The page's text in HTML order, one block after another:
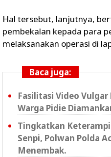
Hal tersebut, lanjutnya,
pembekalan kepada para
melaksanakan operasi di
Baca juga:
Fasilitasi Video
Warga Pidie
Tingkatkan
Senpi, Polwan Polda
Menembak.